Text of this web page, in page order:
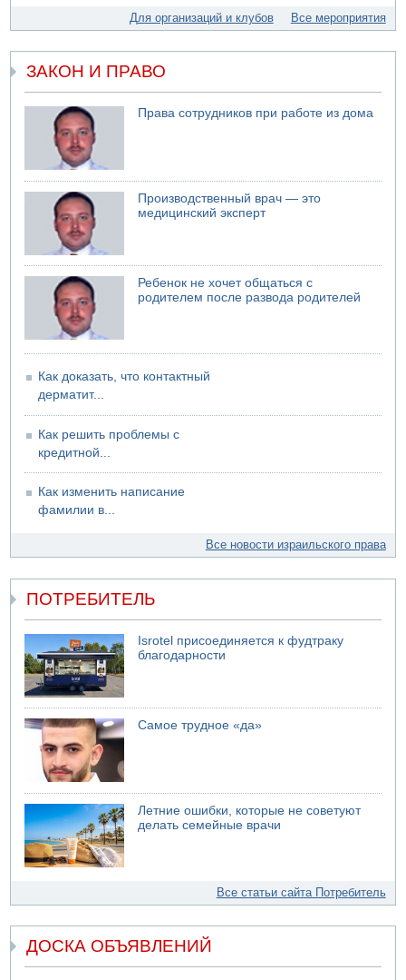
07.08.2026 11:05
Саудовская Аравия опасается нападения хуситов и
иракских ополченцев
07.08.2026 08:29
В Бат-Яме утонул мужчина
07.08.2026 08:29
Стрельба в школе Таиланда
07.08.2026 06:47
Недалеко от Бейт-Шемеша погиб велосипедист
07.08.2026 06:24
Саудовская Аравия сообщает о нападении хуситов
Для организаций и клубов Все мероприятия
ЗАКОН И ПРАВО
Права сотрудников при работе из дома
Производственный врач — это
медицинский эксперт
Ребенок не хочет общаться с
родителем после развода родителей
Как доказать, что контактный
дерматит...
Как решить проблемы с
кредитной...
Как изменить написание
фамилии в...
Все новости израильского права
ПОТРЕБИТЕЛЬ
Isrotel присоединяется к фудтраку
благодарности
Самое трудное «да»
Летние ошибки, которые не советуют
делать семейные врачи
Все статьи сайта Потребитель
ДОСКА ОБЪЯВЛЕНИЙ